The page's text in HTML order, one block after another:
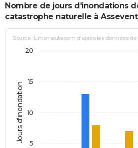
Nombre de jours d'inondations
catastrophe naturelle à Assevent
Jours d'inondation
Source : Linternaute.com d'après les données de
5
10
15
20